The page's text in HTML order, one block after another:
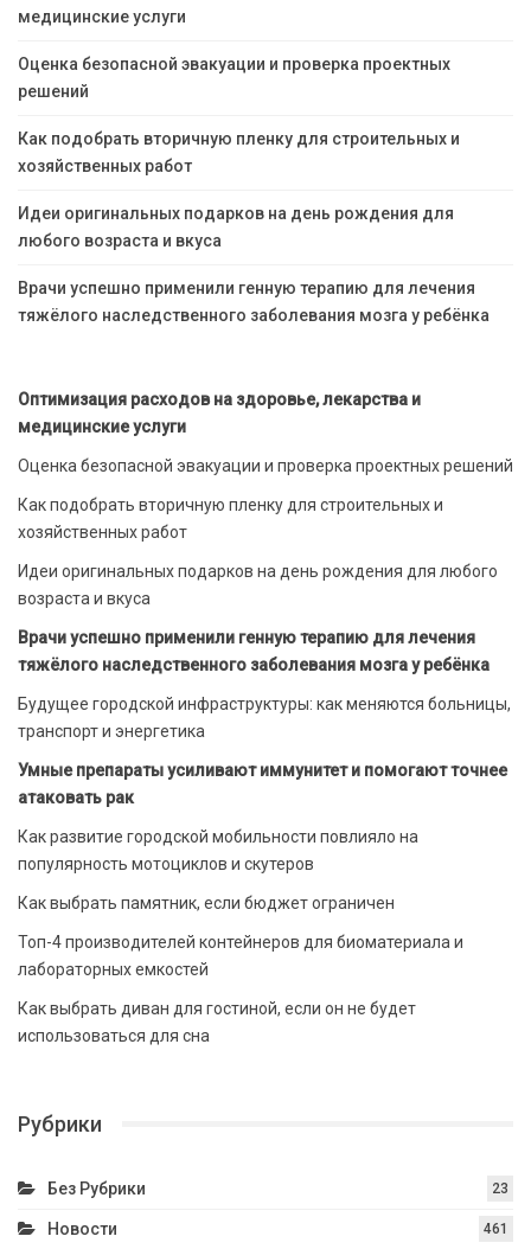
медицинские услуги
Оценка безопасной эвакуации и проверка проектных
решений
Как подобрать вторичную пленку для строительных и
хозяйственных работ
Идеи оригинальных подарков на день рождения для
любого возраста и вкуса
Врачи успешно применили генную терапию для лечения
тяжёлого наследственного заболевания мозга у ребёнка
Оптимизация расходов на здоровье, лекарства и
медицинские услуги
Оценка безопасной эвакуации и проверка проектных решений
Как подобрать вторичную пленку для строительных и
хозяйственных работ
Идеи оригинальных подарков на день рождения для любого
возраста и вкуса
Врачи успешно применили генную терапию для лечения
тяжёлого наследственного заболевания мозга у ребёнка
Будущее городской инфраструктуры: как меняются больницы,
транспорт и энергетика
Умные препараты усиливают иммунитет и помогают точнее
атаковать рак
Как развитие городской мобильности повлияло на
популярность мотоциклов и скутеров
Как выбрать памятник, если бюджет ограничен
Топ-4 производителей контейнеров для биоматериала и
лабораторных емкостей
Как выбрать диван для гостиной, если он не будет
использоваться для сна
Рубрики
Без Рубрики 23
Новости 461